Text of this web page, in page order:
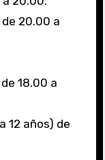
20.00 a
18.00 a
12 años) de